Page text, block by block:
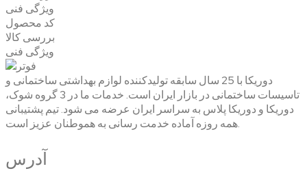
ویژگی فنی
کد محصول
بررسی کالا
ویژگی فنی
دوریکا با 25 سال سابقه تولیدکننده لوازم بهداشتی ساختمانی و
تاسیسات ساختمانی در بازار ایران است. خدمات ما در 3 گروه شوک،
دوریکا و دوریکا پلاس به سراسر ایران عرضه می شود. تیم پشتیبانی
همه روزه آماده خدمت رسانی به هموطنان عزیز است.
آدرس